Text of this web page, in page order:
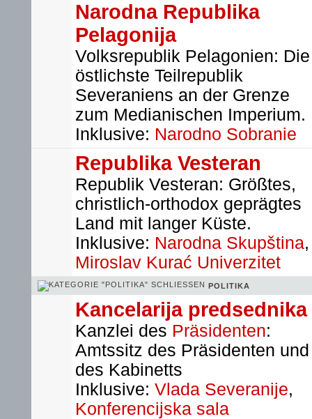
Narodna Republika
Pelagonija
Volksrepublik Pelagonien: Die
östlichste Teilrepublik
Severaniens an der Grenze
zum Medianischen Imperium.
Inklusive: Narodno Sobranie
Republika Vesteran
Republik Vesteran: Größtes,
christlich-orthodox geprägtes
Land mit langer Küste.
Inklusive: Narodna Skupština,
Miroslav Kurać Univerzitet
POLITIKA
Kancelarija predsednika
Kanzlei des Präsidenten:
Amtssitz des Präsidenten und
des Kabinetts
Inklusive: Vlada Severanije,
Konferencijska sala